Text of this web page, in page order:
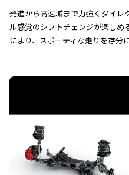
発進から高速域まで力強くダイレ
ル感覚のシフトチェンジが楽しめ
により、スポーティな走りを存分